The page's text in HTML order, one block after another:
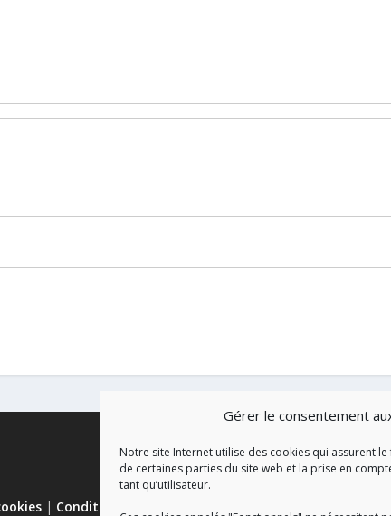
Gérer le consentement
Notre site Internet utilise des cookies qui assurent
de certaines parties du site web et la prise en
tant qu’utilisateur.
| Conditions